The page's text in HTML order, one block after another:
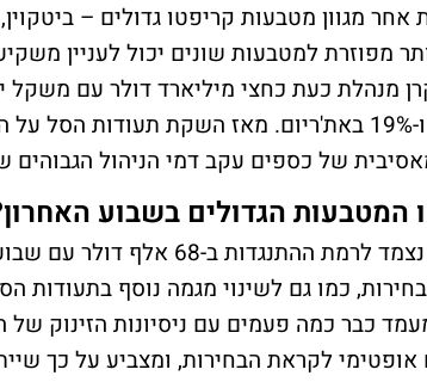
אחר מגוון מטבעות קריפטו גדולים –
מפוזרת למטבעות שונים יכול לעניין
בביטקוין ו-19% באת'ריום. מאז השקת
של כספים עקב דמי הניהול הגבוהים
המטבעות הגדולים בשבוע
הביטקוין נצמד לרמת
כמו גם לשינוי מגמה נוסף בתעודות
כבר כמה פעמים עם ניסיונות הזינוק
אופטימי לקראת הבחירות, ומצביע על כך